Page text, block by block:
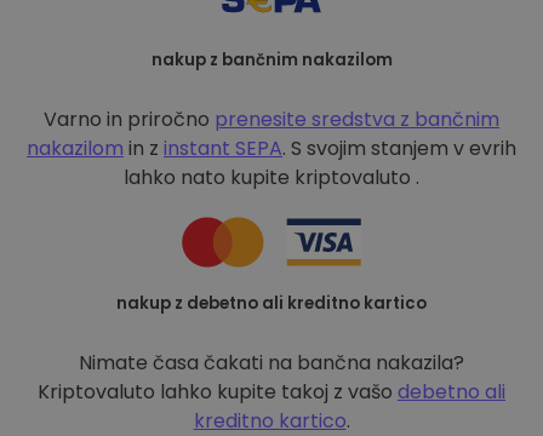
nakup z bančnim nakazilom
Varno in priročno prenesite sredstva z bančnim
nakazilom in z instant SEPA. S svojim stanjem v evrih
lahko nato kupite kriptovaluto .
nakup z debetno ali kreditno kartico
Nimate časa čakati na bančna nakazila?
Kriptovaluto lahko kupite takoj z vašo debetno ali
kreditno kartico.